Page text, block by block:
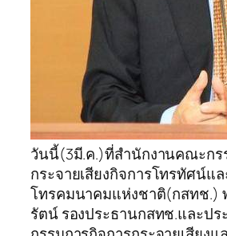
วันนี้(3มี.ค.)ที่สำนักงานคณะกร
กระจายเสียงกิจการโทรทัศน์แ
โทรคมนาคมแห่งชาติ(กสทช.)
รัตน์ รองประธานกสทช.และป